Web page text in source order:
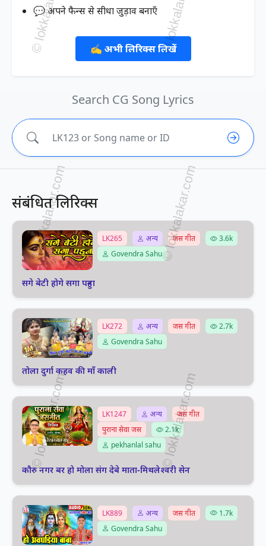
💬 अपने फैन्स से सीधा जुड़ाव बनाएँ
✍️ अभी लिरिक्स लिखें
Search CG Song Lyrics
संबंधित लिरिक्स
LK265 अन्य जस गीत
3.6k
Govendra Sahu
सगे बेटी होगे सगा पहुना
LK272 अन्य जस गीत
2.7k
Govendra Sahu
तोला दुर्गा कहव की माँ काली
LK1247 अन्य
जस गीत
पुराना सेवा जस
2.1k
pekhanlal sahu
कौरु नगर बर हो मोला संग देबे माता-मिथलेश्वरी सेन
LK889 अन्य जस गीत
1.7k
Govendra Sahu